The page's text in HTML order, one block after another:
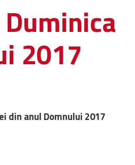
2017
din anul Domnului 2017